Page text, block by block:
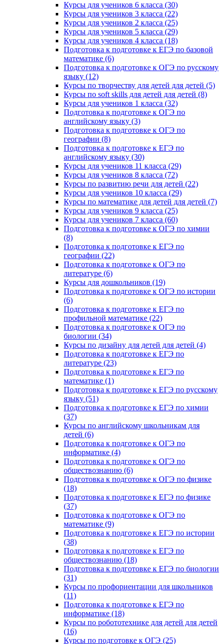
Курсы для учеников 6 класса (30)
Курсы для учеников 3 класса (22)
Курсы для учеников 2 класса (25)
Курсы для учеников 5 класса (29)
Курсы для учеников 4 класса (18)
Подготовка к подготовке к ЕГЭ по базовой
математике (6)
Подготовка к подготовке к ОГЭ по русскому
языку (12)
Курсы по творчеству для детей для детей (5)
Курсы по soft skills для детей для детей (8)
Курсы для учеников 1 класса (32)
Подготовка к подготовке к ОГЭ по
английскому языку (3)
Подготовка к подготовке к ОГЭ по
географии (8)
Подготовка к подготовке к ЕГЭ по
английскому языку (30)
Курсы для учеников 11 класса (29)
Курсы для учеников 8 класса (72)
Курсы по развитию речи для детей (22)
Курсы для учеников 10 класса (29)
Курсы по математике для детей для детей (7)
Курсы для учеников 9 класса (25)
Курсы для учеников 7 класса (60)
Подготовка к подготовке к ОГЭ по химии
(8)
Подготовка к подготовке к ЕГЭ по
географии (22)
Подготовка к подготовке к ОГЭ по
литературе (6)
Курсы для дошкольников (19)
Подготовка к подготовке к ОГЭ по истории
(6)
Подготовка к подготовке к ЕГЭ по
профильной математике (22)
Подготовка к подготовке к ОГЭ по
биологии (34)
Курсы по дизайну для детей для детей (4)
Подготовка к подготовке к ЕГЭ по
литературе (23)
Подготовка к подготовке к ЕГЭ по
математике (1)
Подготовка к подготовке к ЕГЭ по русскому
языку (51)
Подготовка к подготовке к ЕГЭ по химии
(37)
Курсы по английскому школьникам для
детей (6)
Подготовка к подготовке к ОГЭ по
информатике (4)
Подготовка к подготовке к ОГЭ по
обществознанию (6)
Подготовка к подготовке к ОГЭ по физике
(18)
Подготовка к подготовке к ЕГЭ по физике
(37)
Подготовка к подготовке к ОГЭ по
математике (9)
Подготовка к подготовке к ЕГЭ по истории
(38)
Подготовка к подготовке к ЕГЭ по
обществознанию (18)
Подготовка к подготовке к ЕГЭ по биологии
(31)
Курсы по профориентации для школьников
(11)
Подготовка к подготовке к ЕГЭ по
информатике (18)
Курсы по робототехнике для детей для детей
(16)
Курсы по подготовке к ОГЭ (25)